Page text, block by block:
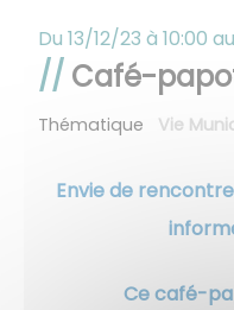
Du 13/12/23 à 10:00 au
Café-
Thématique Vie
Envie de
Ce café-